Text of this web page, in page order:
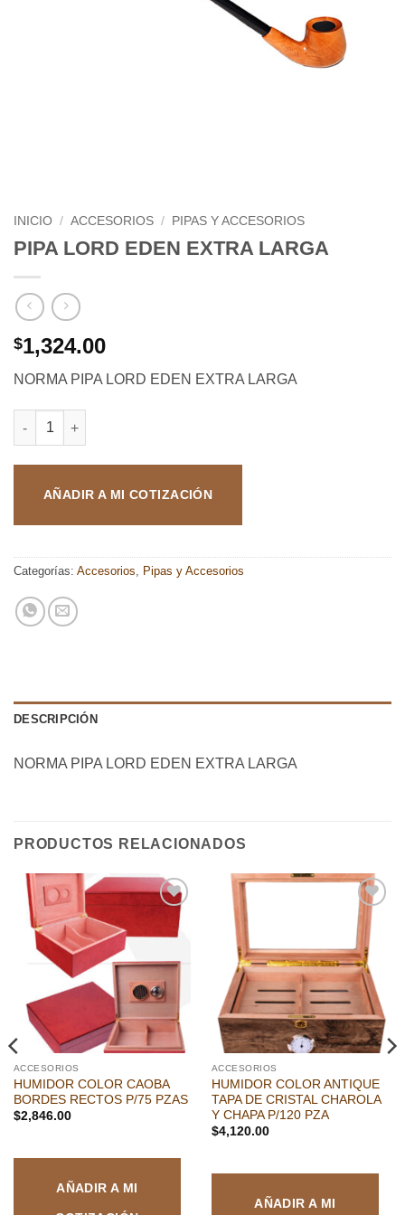
INICIO / ACCESORIOS / PIPAS Y ACCESORIOS
PIPA LORD EDEN EXTRA LARGA
$1,324.00
NORMA PIPA LORD EDEN EXTRA LARGA
PIPA LORD EDEN EXTRA LARGA cantidad
AÑADIR A MI COTIZACIÓN
Categorías: Accesorios, Pipas y Accesorios
DESCRIPCIÓN
NORMA PIPA LORD EDEN EXTRA LARGA
PRODUCTOS RELACIONADOS
Añadir
ACCESORIOS
HUMIDOR COLOR CAOBA
BORDES RECTOS P/75 PZAS
$2,846.00
AÑADIR A MI
Añadir
a la
lista de
deseos
ACCESORIOS
HUMIDOR COLOR ANTIQUE
TAPA DE CRISTAL CHAROLA
Y CHAPA P/120 PZA
$4,120.00
AÑADIR A MI